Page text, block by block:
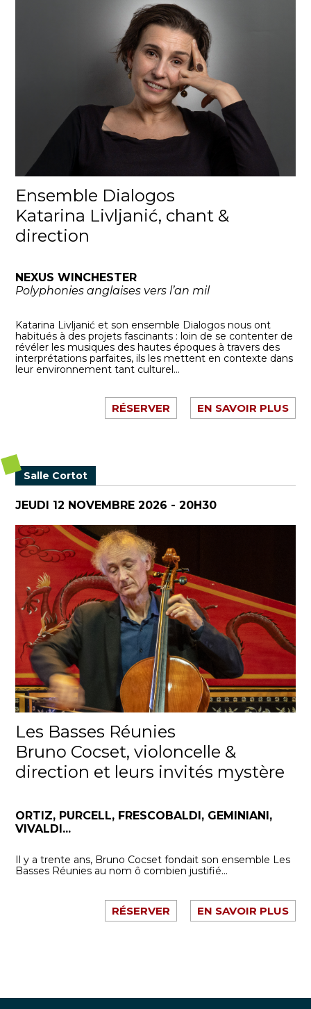
Ensemble Dialogos
Katarina Livljanić, chant &
direction
NEXUS WINCHESTER
Polyphonies anglaises vers l’an mil
Katarina Livljanić et son ensemble Dialogos nous ont
habitués à des projets fascinants : loin de se contenter de
révéler les musiques des hautes époques à travers des
interprétations parfaites, ils les mettent en contexte dans
leur environnement tant culturel...
RÉSERVER EN SAVOIR PLUS
Salle Cortot
JEUDI 12 NOVEMBRE 2026 - 20H30
Les Basses Réunies
Bruno Cocset, violoncelle &
direction et leurs invités mystère
ORTIZ, PURCELL, FRESCOBALDI, GEMINIANI,
VIVALDI...
Il y a trente ans, Bruno Cocset fondait son ensemble Les
Basses Réunies au nom ô combien justifié...
RÉSERVER EN SAVOIR PLUS